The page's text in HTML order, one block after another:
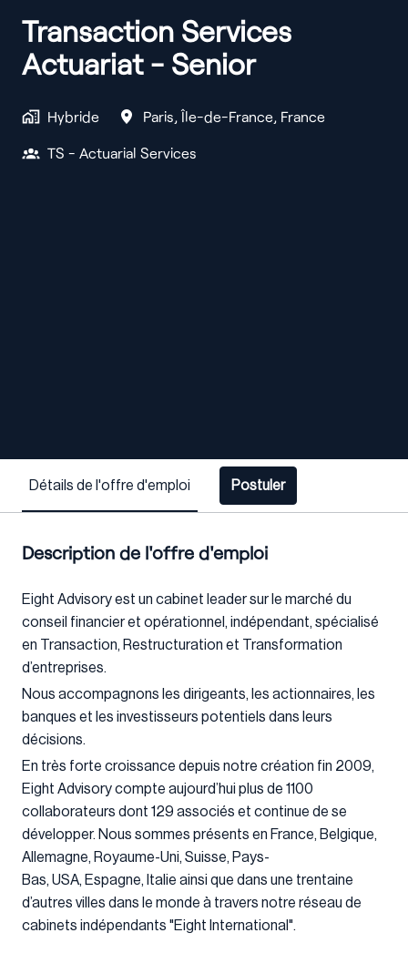
Transaction Services
Actuariat - Senior
Hybride Paris, Île-de-France, France
TS - Actuarial Services
Détails de l'offre d'emploi Postuler
Description de l'offre d'emploi
Eight Advisory est un cabinet leader sur le marché du
conseil financier et opérationnel, indépendant, spécialisé
en Transaction, Restructuration et Transformation
d’entreprises.
Nous accompagnons les dirigeants, les actionnaires, les
banques et les investisseurs potentiels dans leurs
décisions.
En très forte croissance depuis notre création fin 2009,
Eight Advisory compte aujourd’hui plus de 1100
collaborateurs dont 129 associés et continue de se
développer. Nous sommes présents en France, Belgique,
Allemagne, Royaume-Uni, Suisse, Pays-
Bas, USA, Espagne, Italie ainsi que dans une trentaine
d’autres villes dans le monde à travers notre réseau de
cabinets indépendants "Eight International".